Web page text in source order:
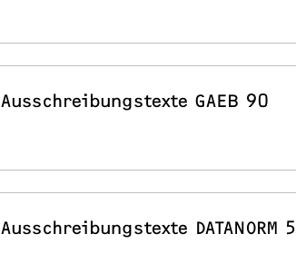
Ausschreibungstexte GAEB 90
Ausschreibungstexte DATANORM 5